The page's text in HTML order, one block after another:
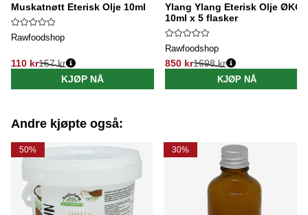
Muskatnøtt Eterisk Olje 10ml
Rawfoodshop
110 kr
Vanlig pris:
157 kr
KJØP NÅ
Ylang Ylang Eterisk Olje ØKO
10ml x 5 flasker
Rawfoodshop
850 kr
Vanlig pris:
1698 kr
KJØP NÅ
Andre kjøpte også:
50% 30%